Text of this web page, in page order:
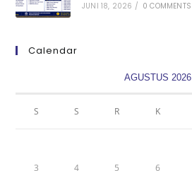
JUNI 18, 2026 / 0 COMMENTS
Calendar
AGUSTUS 2026
S S R K
3 4 5 6